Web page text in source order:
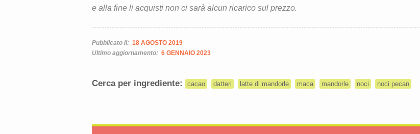
e alla fine li acquisti non ci sarà alcun ricarico sul prezzo.
Pubblicato il: 18 AGOSTO 2019
Ultimo aggiornamento: 6 GENNAIO 2023
Cerca per ingrediente: cacao datteri latte di mandorle maca mandorle noci noci pecan